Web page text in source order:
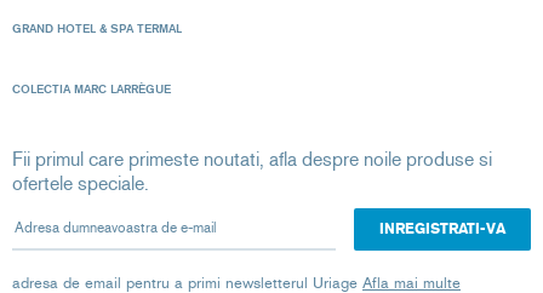
GRAND HOTEL & SPA TERMAL
COLECTIA MARC LARRÈGUE
Fii primul care primeste noutati, afla despre noile produse si
ofertele speciale.
Adresa dumneavoastra de e-mail
adresa de email pentru a primi newsletterul Uriage Afla mai multe